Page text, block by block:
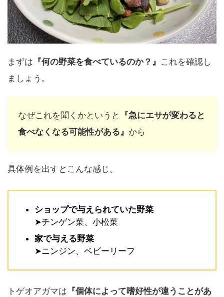
まずは 『何の野菜を食べているのか？』 これを確認し
ましょう。
なぜこれを聞くかというと
『急にエサが変わると
食べなくなる可能性がある』 から
具体例を出すとこんな感じ。
ショップで与えられていた野菜
➤チンゲン菜、小松菜
家で与える野菜
➤ニンジン、ベビーリーフ
トゲオアガマは 『個体によって嗜好性が違うことがあ